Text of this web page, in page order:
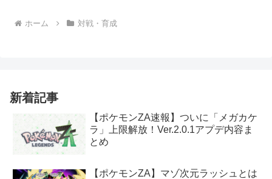
ホーム 対戦・育成
新着記事
【ポケモンZA速報】ついに「メガカケ
ラ」上限解放！Ver.2.0.1アプデ内容ま
とめ
【ポケモンZA】マゾ次元ラッシュとは